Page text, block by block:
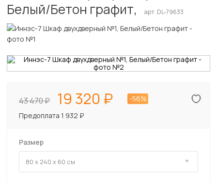
Белый/Бетон графит,
арт. DL-79633
43 470 19 320
-56%
Предоплата 1 932 ₽
Размер